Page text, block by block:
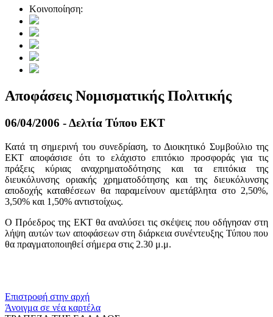
Κοινοποίηση:
Αποφάσεις Νομισματικής Πολιτικής
06/04/2006 - Δελτία Τύπου ΕΚΤ
Κατά τη σημερινή του συνεδρίαση, το Διοικητικό Συμβούλιο της
ΕΚΤ αποφάσισε ότι το ελάχιστο επιτόκιο προσφοράς για τις
πράξεις κύριας αναχρηματοδότησης και τα επιτόκια της
διευκόλυνσης οριακής χρηματοδότησης και της διευκόλυνσης
αποδοχής καταθέσεων θα παραμείνουν αμετάβλητα στο 2,50%,
3,50% και 1,50% αντιστοίχως.
Ο Πρόεδρος της ΕΚΤ θα αναλύσει τις σκέψεις που οδήγησαν στη
λήψη αυτών των αποφάσεων στη διάρκεια συνέντευξης Τύπου που
θα πραγματοποιηθεί σήμερα στις 2.30 μ.μ.
Επιστροφή στην αρχή
Άνοιγμα σε νέα καρτέλα